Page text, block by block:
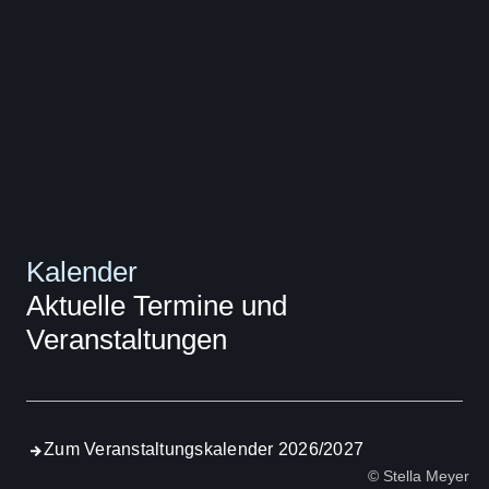
© Stella Meyer
Kalender
Aktuelle Termine und
Veranstaltungen
Zum Veranstaltungskalender 2026/2027